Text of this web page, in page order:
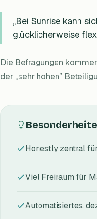
„Bei Sunrise kann
glücklicherweise
Die Befragungen
der „sehr hohen”
Honestly zentral
Viel Freiraum für
Automatisiertes,